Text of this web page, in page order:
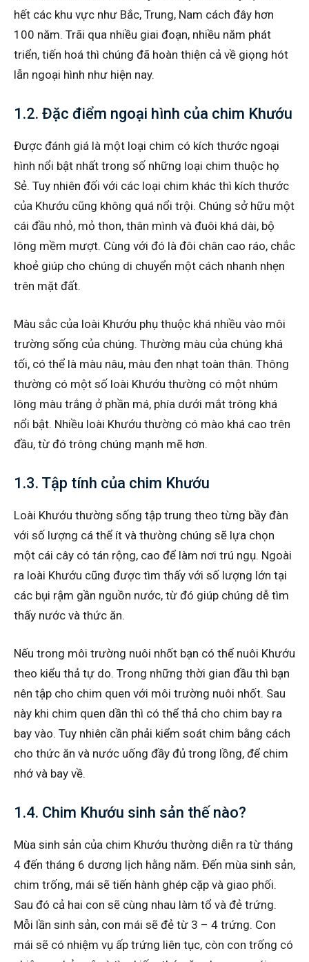
hết các khu vực như Bắc, Trung, Nam cách đây hơn
100 năm. Trãi qua nhiều giai đoạn, nhiều năm phát
triển, tiến hoá thì chúng đã hoàn thiện cả về giọng hót
lẫn ngoại hình như hiện nay.
1.2. Đặc điểm ngoại hình của chim Khướu
Được đánh giá là một loại chim có kích thước ngoại
hình nổi bật nhất trong số những loại chim thuộc họ
Sẻ. Tuy nhiên đối với các loại chim khác thì kích thước
của Khướu cũng không quá nổi trội. Chúng sở hữu một
cái đầu nhỏ, mỏ thon, thân mình và đuôi khá dài, bộ
lông mềm mượt. Cùng với đó là đôi chân cao ráo, chắc
khoẻ giúp cho chúng di chuyển một cách nhanh nhẹn
trên mặt đất.
Màu sắc của loài Khướu phụ thuộc khá nhiều vào môi
trường sống của chúng. Thường màu của chúng khá
tối, có thể là màu nâu, màu đen nhạt toàn thân. Thông
thường có một số loài Khướu thường có một nhúm
lông màu trắng ở phần má, phía dưới mắt trông khá
nổi bật. Nhiều loài Khướu thường có mào khá cao trên
đầu, từ đó trông chúng mạnh mẽ hơn.
1.3. Tập tính của chim Khướu
Loài Khướu thường sống tập trung theo từng bầy đàn
với số lượng cá thể ít và thường chúng sẽ lựa chọn
một cái cây có tán rộng, cao để làm nơi trú ngụ. Ngoài
ra loài Khướu cũng được tìm thấy với số lượng lớn tại
các bụi rậm gần nguồn nước, từ đó giúp chúng dễ tìm
thấy nước và thức ăn.
Nếu trong môi trường nuôi nhốt bạn có thể nuôi Khướu
theo kiểu thả tự do. Trong những thời gian đầu thì bạn
nên tập cho chim quen với môi trường nuôi nhốt. Sau
này khi chim quen dần thì có thể thả cho chim bay ra
bay vào. Tuy nhiên cần phải kiểm soát chim bằng cách
cho thức ăn và nước uống đầy đủ trong lồng, để chim
nhớ và bay về.
1.4. Chim Khướu sinh sản thế nào?
Mùa sinh sản của chim Khướu thường diễn ra từ tháng
4 đến tháng 6 dương lịch hằng năm. Đến mùa sinh sản,
chim trống, mái sẽ tiến hành ghép cặp và giao phối.
Sau đó cả hai con sẽ cùng nhau làm tổ và đẻ trứng.
Mỗi lần sinh sản, con mái sẽ đẻ từ 3 – 4 trứng. Con
mái sẽ có nhiệm vụ ấp trứng liên tục, còn con trống có